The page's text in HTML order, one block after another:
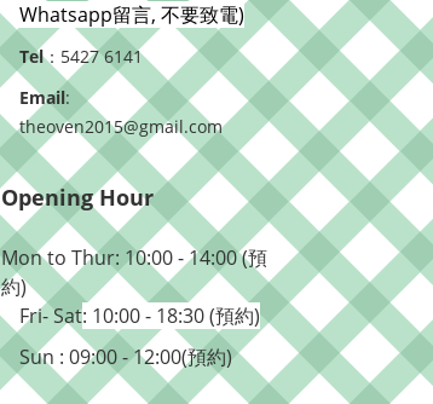
Whatsapp留言, 不要致電)
Tel：5427 6141
Email:
theoven2015@gmail.com
Opening Hour
Mon to Thur: 10:00 - 14:00 (預
約)
Fri- Sat: 10:00 - 18:30 (預約)
Sun : 09:00 - 12:00(預約)